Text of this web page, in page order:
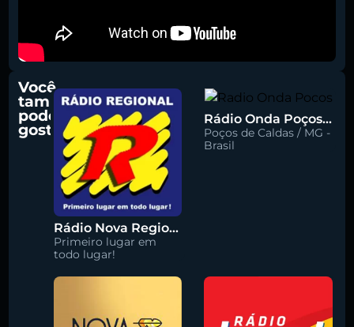
Você
também
pode
gostar
Rádio Nova Regional 91.5 FM
Primeiro lugar em
todo lugar!
Rádio Onda Poços 96.7 FM
Poços de Caldas / MG -
Brasil